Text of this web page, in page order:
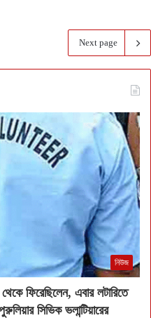
Next page
নিউজ
ফিরেছিলেন, এবার লটারিতে
সিভিক ভলান্টিয়ারের